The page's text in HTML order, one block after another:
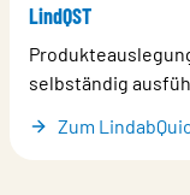
LindQST
selbständig
Zum